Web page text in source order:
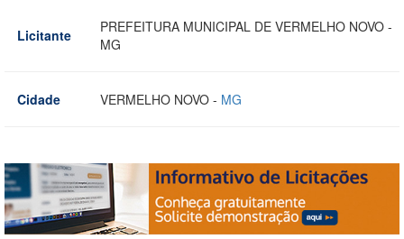
Licitante
PREFEITURA MUNICIPAL DE VERMELHO NOVO -
MG
Cidade VERMELHO NOVO - MG